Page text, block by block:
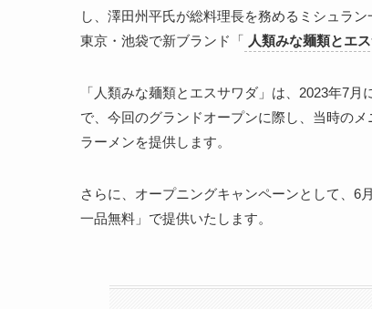
し、澤田州平氏が総料理長を務めるミシュラ
東京・池袋で新ブランド「 人類みな麺類とエ
「人類みな麺類とエスサワダ」は、2023年7
で、今回のグランドオープンに際し、当時の
ラーメンを提供します。
さらに、オープニングキャンペーンとして、6
一品無料」で提供いたします。